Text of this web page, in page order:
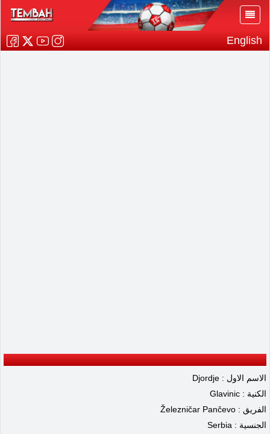
English
الاسم الاول : Djordje
الكنية : Glavinic
الفريق : Železničar Pančevo
الجنسية : Serbia